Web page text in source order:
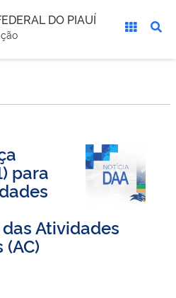
DO PIAUÍ
para
das Atividades